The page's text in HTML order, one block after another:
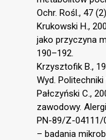
Ochr. Rośl., 47
Krukowski H.,
jako przyczyna
190–192.
Krzysztofik B.,
Wyd.
Pałczyński C.,
zawodowy.
PN-89/Z-04111/
– badania